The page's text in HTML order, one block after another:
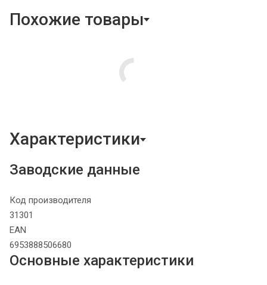
Похожие товары
Характеристики
Заводские данные
Код производителя
31301
EAN
6953888506680
Основные характеристики